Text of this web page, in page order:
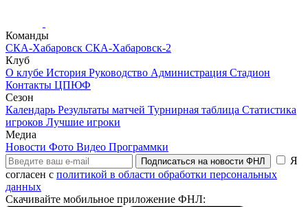
Команды
СКА-Хабаровск СКА-Хабаровск-2
Клуб
О клубе История Руководство Администрация Стадион
Контакты ЦПЮФ
Сезон
Календарь Результаты матчей Турнирная таблица Статистика
игроков Лучшие игроки
Медиа
Новости Фото Видео Программки
Подписаться на новости ФНЛ
Я
согласен с политикой в области обработки персональных
данных
Скачивайте мобильное приложение ФНЛ: